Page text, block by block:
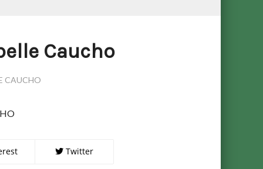
Caucho
CAUCHO
Twitter